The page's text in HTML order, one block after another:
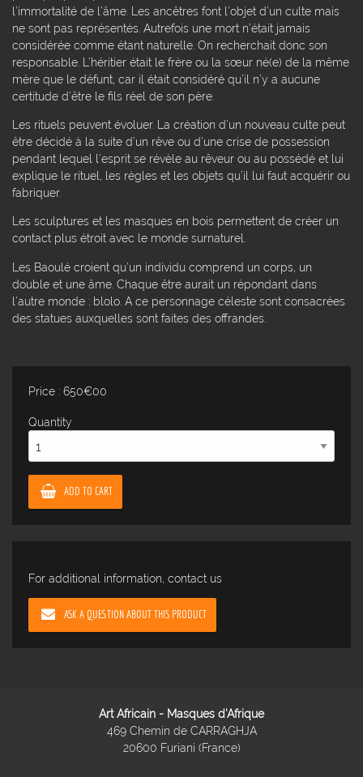
l’immortalité de l’âme. Les ancêtres font l’objet d’un culte mais
ne sont pas représentés. Autrefois une mort n’était jamais
considérée comme étant naturelle. On recherchait donc son
responsable. L’héritier était le frère ou la sœur né(e) de la même
mère que le défunt, car il était considéré qu’il n’y a aucune
certitude d’être le fils réel de son père.
Les rituels peuvent évoluer. La création d’un nouveau culte peut
être décidé à la suite d’un rêve ou d’une crise de possession
pendant lequel l’esprit se révèle au rêveur ou au possédé et lui
explique le rituel, les règles et les objets qu’il lui faut acquérir ou
fabriquer.
Les sculptures et les masques en bois permettent de créer un
contact plus étroit avec le monde surnaturel.
Les Baoulé croient qu’un individu comprend un corps, un
double et une âme. Chaque être aurait un répondant dans
l’autre monde : blolo. A ce personnage céleste sont consacrées
des statues auxquelles sont faites des offrandes.
Price : 650€00
Quantity
ADD TO CART
For additional information, contact us
ASK A QUESTION ABOUT THIS PRODUCT
Art Africain - Masques d'Afrique
469 Chemin de CARRAGHJA
20600 Furiani (France)